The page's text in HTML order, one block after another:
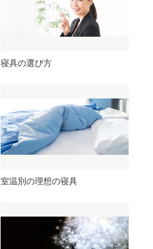
寝具の選び方
室温別の理想の寝具